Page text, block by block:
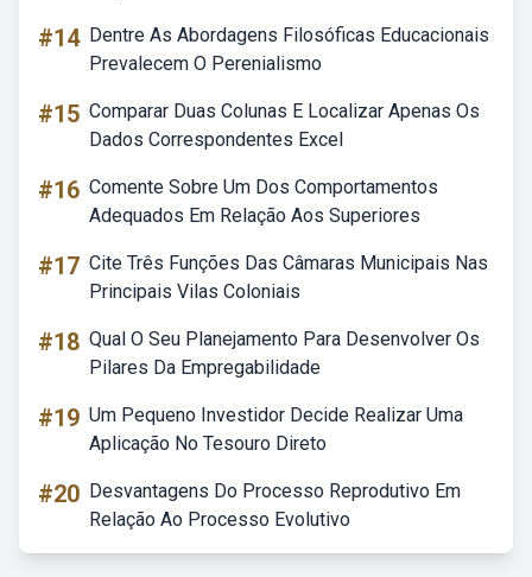
#14 Dentre As Abordagens Filosóficas Educacionais
Prevalecem O Perenialismo
#15 Comparar Duas Colunas E Localizar Apenas Os
Dados Correspondentes Excel
#16 Comente Sobre Um Dos Comportamentos
Adequados Em Relação Aos Superiores
#17 Cite Três Funções Das Câmaras Municipais Nas
Principais Vilas Coloniais
#18 Qual O Seu Planejamento Para Desenvolver Os
Pilares Da Empregabilidade
#19 Um Pequeno Investidor Decide Realizar Uma
Aplicação No Tesouro Direto
#20 Desvantagens Do Processo Reprodutivo Em
Relação Ao Processo Evolutivo